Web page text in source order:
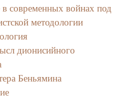
в современных войнах под
методологии
дионисийного
Беньямина